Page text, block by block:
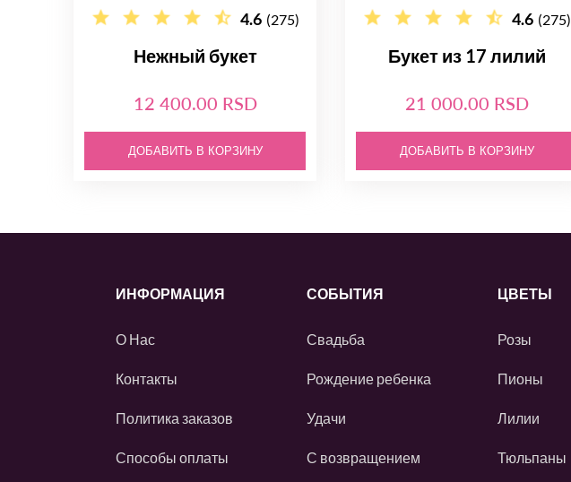
4.6 (275)
Нежный букет
12 400.00 RSD
ДОБАВИТЬ В КОРЗИНУ
4.6 (275)
Букет из 17 лилий
21 000.00 RSD
ДОБАВИТЬ В КОРЗИНУ
ИНФОРМАЦИЯ
О Нас
Контакты
Политика заказов
Способы оплаты
СОБЫТИЯ
Свадьба
Рождение ребенка
Удачи
С возвращением
ЦВЕТЫ
Розы
Пионы
Лилии
Тюльпаны